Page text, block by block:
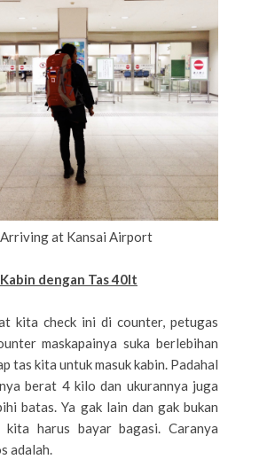
Arriving at Kansai Airport
dengan Tas 40lt
kita check ini di counter, petugas
maskapainya suka berlebihan
tas kita untuk masuk kabin. Padahal
berat 4 kilo dan ukurannya juga
batas. Ya gak lain dan gak bukan
kita harus bayar bagasi. Caranya
adalah.